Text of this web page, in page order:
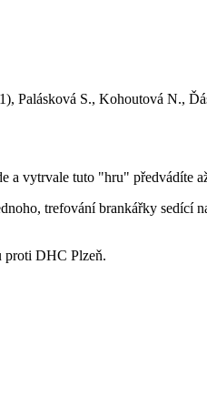
Palásková S., Kohoutová N.,
a vytrvale tuto "hru" předvádíte
trefování brankářky sedící
proti DHC Plzeň.